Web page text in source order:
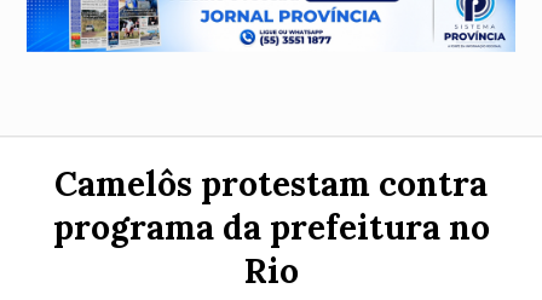
Camelôs protestam contra
programa da prefeitura no
Rio